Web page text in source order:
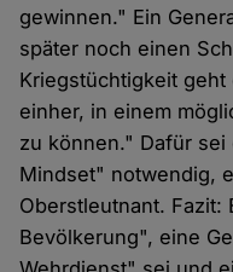
gewinnen." Ein
später noch einen
Kriegstüchtigkeit
einher, in einem
zu können." Dafür
Mindset" notwendig,
Oberstleutnant. Fazit:
Bevölkerung", eine